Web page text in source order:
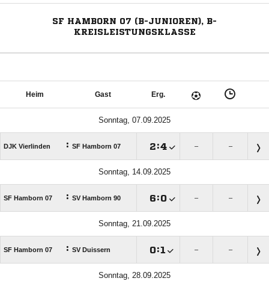
SF HAMBORN 07 (B-JUNIOREN), B-
KREISLEISTUNGSKLASSE
Heim Gast Erg.
Sonntag, 07.09.2025
DJK Vierlinden : SF Hamborn 07 : – –
Sonntag, 14.09.2025
SF Hamborn 07 : SV Hamborn 90 : – –
Sonntag, 21.09.2025
SF Hamborn 07 : SV Duissern : – –
Sonntag, 28.09.2025